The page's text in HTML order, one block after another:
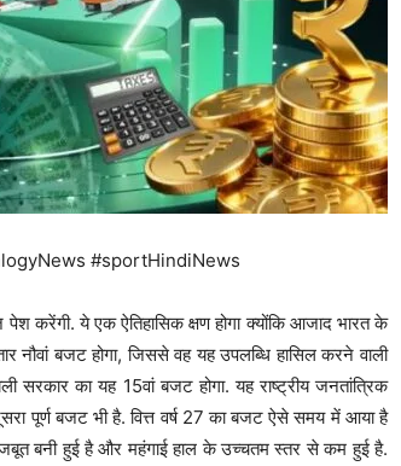
#sportHindiNews
करेंगी. ये एक ऐतिहासिक क्षण होगा क्योंकि आजाद भारत के
नौवां बजट होगा, जिससे वह यह उपलब्धि हासिल करने वाली
सरकार का यह 15वां बजट होगा. यह राष्ट्रीय जनतांत्रिक
पूर्ण बजट भी है. वित्त वर्ष 27 का बजट ऐसे समय में आया है
बनी हुई है और महंगाई हाल के उच्चतम स्तर से कम हुई है.